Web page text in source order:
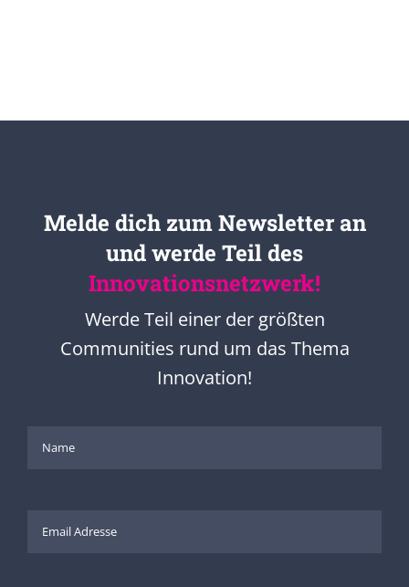
Melde dich zum Newsletter an
und werde Teil des
Innovationsnetzwerk!
Werde Teil einer der größten
Communities rund um das Thema
Innovation!